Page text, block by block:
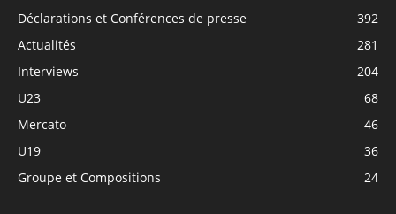
Déclarations et Conférences de presse
392
Actualités
281
Interviews
204
U23
68
Mercato
46
U19
36
Groupe et Compositions
24